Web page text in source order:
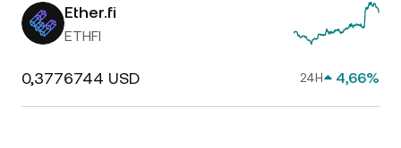
Ether.fi
ETHFI
0,3776744 USD 24H 4,66%